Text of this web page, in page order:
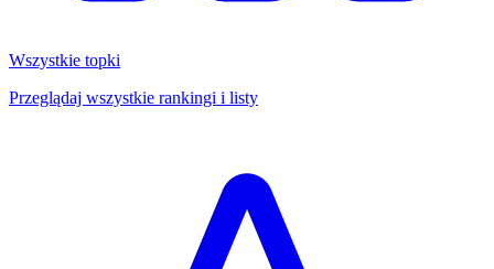
Wszystkie topki
Przeglądaj wszystkie rankingi i listy